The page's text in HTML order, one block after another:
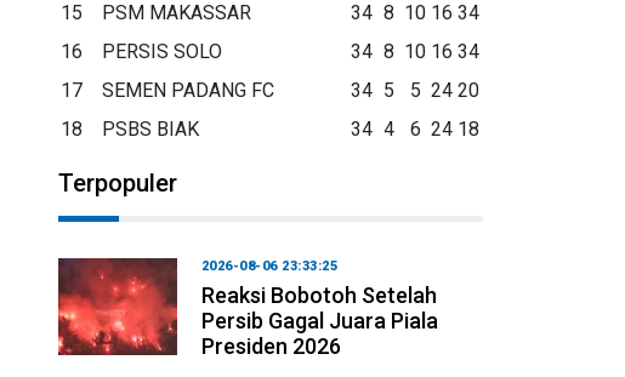
15
PSM MAKASSAR 34 8 10 16 34
16
PERSIS SOLO 34 8 10 16 34
17
SEMEN PADANG FC 34 5 5 24 20
18
PSBS BIAK 34 4 6 24 18
Terpopuler
2026-08-06 23:33:25
Reaksi Bobotoh Setelah
Persib Gagal Juara Piala
Presiden 2026